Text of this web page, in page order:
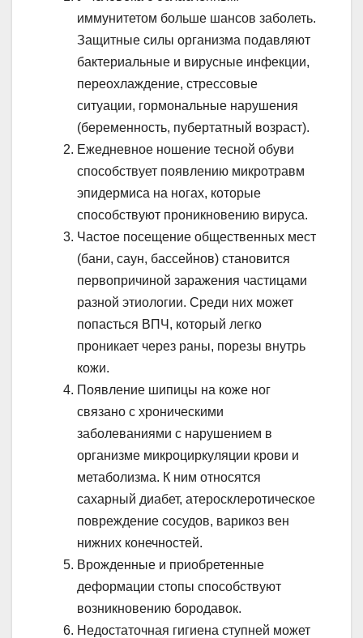
иммунитетом больше шансов заболеть.
Защитные силы организма подавляют
бактериальные и вирусные инфекции,
переохлаждение, стрессовые
ситуации, гормональные нарушения
(беременность, пубертатный возраст).
Ежедневное ношение тесной обуви
способствует появлению микротравм
эпидермиса на ногах, которые
способствуют проникновению вируса.
Частое посещение общественных мест
(бани, саун, бассейнов) становится
первопричиной заражения частицами
разной этиологии. Среди них может
попасться ВПЧ, который легко
проникает через раны, порезы внутрь
кожи.
Появление шипицы на коже ног
связано с хроническими
заболеваниями с нарушением в
организме микроциркуляции крови и
метаболизма. К ним относятся
сахарный диабет, атеросклеротическое
повреждение сосудов, варикоз вен
нижних конечностей.
Врожденные и приобретенные
деформации стопы способствуют
возникновению бородавок.
Недостаточная гигиена ступней может